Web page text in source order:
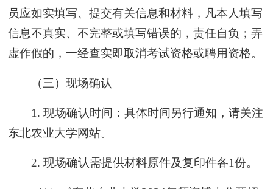
员应如实填写、提交有关信息和材料，凡本人填写
信息不真实、不完整或填写错误的，责任自负；弄
虚作假的，一经查实即取消考试资格或聘用资格。
（三）现场确认
1. 现场确认时间：具体时间另行通知，请关注
东北农业大学网站。
2. 现场确认需提供材料原件及复印件各1份。